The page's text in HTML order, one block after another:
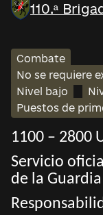
110.ª
Combate
No se requiere
Nivel bajo
Puestos de
1100 – 2800
Servicio
de la